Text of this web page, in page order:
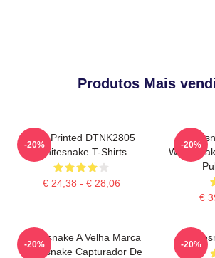
Produtos Mais
New Printed DTNK2805
Whitesnake T-Shirts
€ 24,38 - € 28,06
-20%
€
-20%
Whitesnake A Velha Marca
Whitesnake Capturador De
-20% -20%